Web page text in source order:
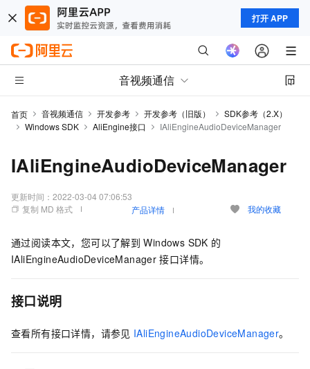
打开 APP
音视频通信
首页 音视频通信 开发参考 开发参考（旧版）
SDK参考（2.X）
Windows SDK
AliEngine接口 IAliEngineAudioDeviceManager
IAliEngineAudioDeviceManager
更新时间： 2022-03-04 07:06:53
复制 MD 格式
产品详情 我的收藏
通过阅读本文，您可以了解到 Windows SDK 的
IAliEngineAudioDeviceManager 接口详情。
接口说明
查看所有接口详情，请参见 IAliEngineAudioDeviceManager。